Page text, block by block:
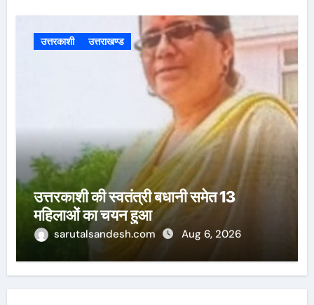
उत्तरकाशी उत्तराखण्ड
उत्तरकाशी की स्वतंत्री बधानी समेत 13
महिलाओं का चयन हुआ
sarutalsandesh.com Aug 6, 2026